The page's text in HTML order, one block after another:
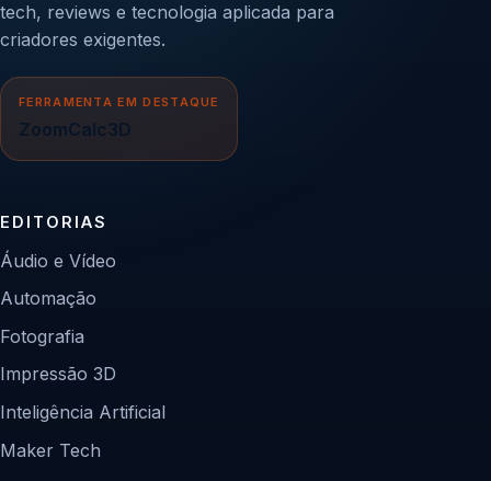
tech, reviews e tecnologia aplicada para
criadores exigentes.
FERRAMENTA EM DESTAQUE
ZoomCalc3D
EDITORIAS
Áudio e Vídeo
Automação
Fotografia
Impressão 3D
Inteligência Artificial
Maker Tech